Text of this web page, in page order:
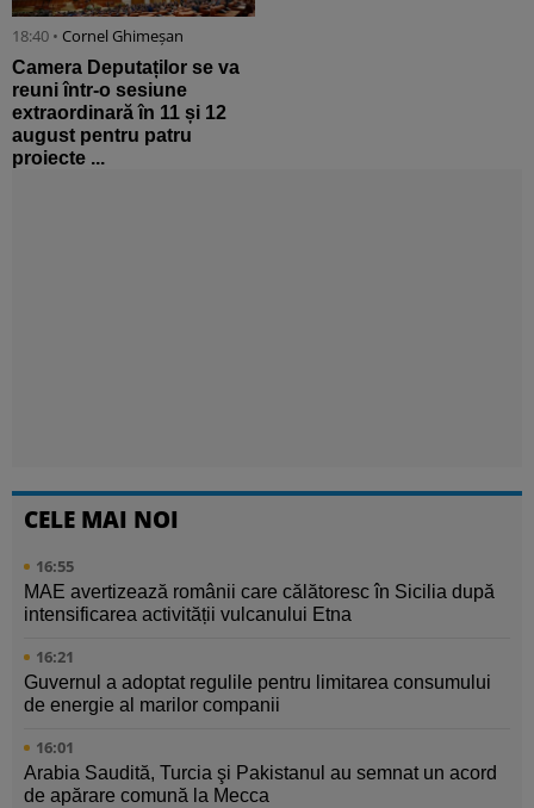
18:40 • Cornel Ghimeșan
Camera Deputaților se va
reuni într-o sesiune
extraordinară în 11 și 12
august pentru patru
proiecte ...
CELE MAI NOI
16:55
MAE avertizează românii care călătoresc în Sicilia după
intensificarea activității vulcanului Etna
16:21
Guvernul a adoptat regulile pentru limitarea consumului
de energie al marilor companii
16:01
Arabia Saudită, Turcia şi Pakistanul au semnat un acord
de apărare comună la Mecca